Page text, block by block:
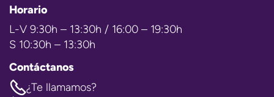
Horario
L-V 9:30h – 13:30h / 16:00 – 19:30h
S 10:30h – 13:30h
Contáctanos
¿Te llamamos?